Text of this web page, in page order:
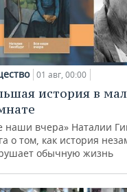
01 авг, 00:00
история в
наши вчера» Наталии
о том, как история
обычную жизнь